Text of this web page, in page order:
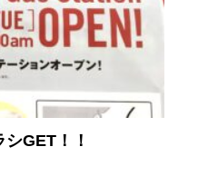
GET！！